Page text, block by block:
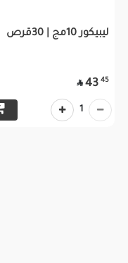
ليبيكور 10مج | 30قرص
45
43

1